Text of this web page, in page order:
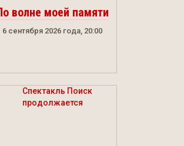
волне моей памяти
6 сентября 2026 года, 20:00